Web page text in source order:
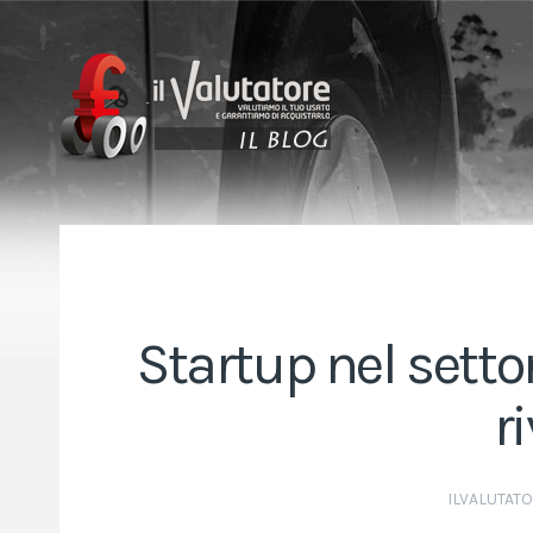
Startup nel